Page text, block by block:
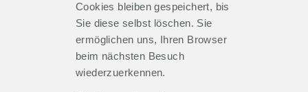
Cookies bleiben gespeichert, bis
Sie diese selbst löschen. Sie
ermöglichen uns, Ihren Browser
beim nächsten Besuch
wiederzuerkennen.